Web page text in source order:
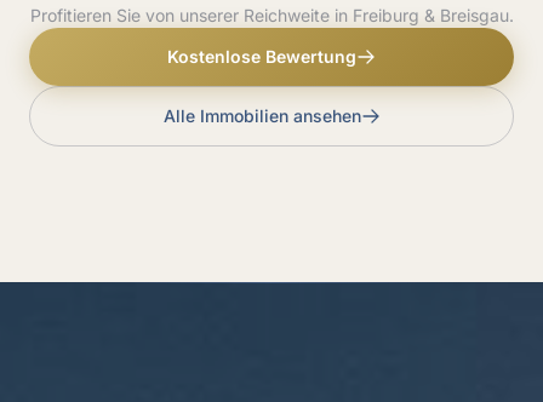
Profitieren Sie von unserer Reichweite in Freiburg & Breisgau.
Kostenlose Bewertung
Alle Immobilien ansehen